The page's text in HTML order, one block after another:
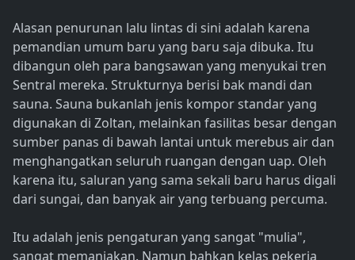
Alasan penurunan lalu lintas di sini adalah karena
pemandian umum baru yang baru saja dibuka. Itu
dibangun oleh para bangsawan yang menyukai tren
Sentral mereka. Strukturnya berisi bak mandi dan
sauna. Sauna bukanlah jenis kompor standar yang
digunakan di Zoltan, melainkan fasilitas besar dengan
sumber panas di bawah lantai untuk merebus air dan
menghangatkan seluruh ruangan dengan uap. Oleh
karena itu, saluran yang sama sekali baru harus digali
dari sungai, dan banyak air yang terbuang percuma.
Itu adalah jenis pengaturan yang sangat "mulia",
sangat memanjakan. Namun bahkan kelas pekerja